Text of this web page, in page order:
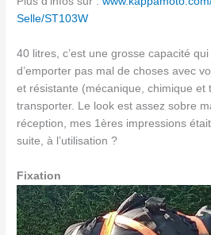
Selle/ST103W
40 litres, c’est une grosse capacité
d’emporter pas mal de choses avec
et résistante (mécanique, chimique et
transporter. Le look est assez sobre
réception, mes 1ères impressions
suite, à l’utilisation ?
Fixation